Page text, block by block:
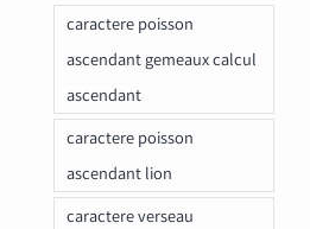
caractere poisson
ascendant gemeaux calcul
ascendant
caractere poisson
ascendant lion
caractere verseau